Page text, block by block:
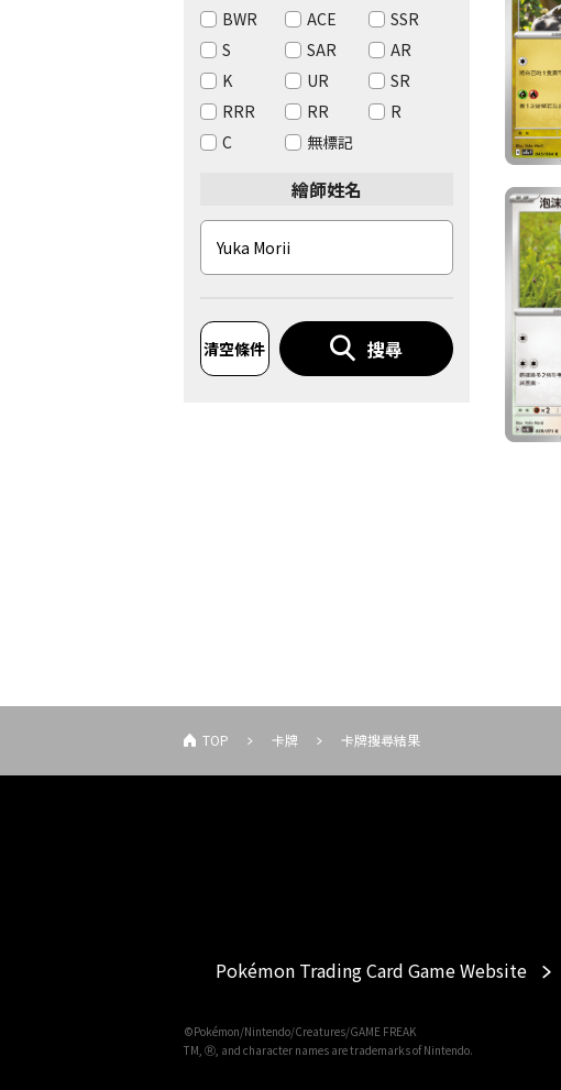
BWR
ACE
SSR
S
SAR
AR
K
UR
SR
RRR
RR
R
C
無標記
繪師姓名
清空條件 搜尋
TOP 卡牌 卡牌搜尋結果
Pokémon Trading Card Game Website
©Pokémon/Nintendo/Creatures/GAME FREAK
TM, Ⓡ, and character names are trademarks of Nintendo.